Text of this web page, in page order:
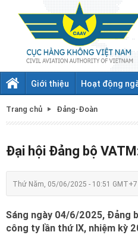
Giới thiệu Hoạt động
Trang chủ Đảng-Đoàn
Đại hội Đảng bộ
Thứ Năm, 05/06/2025 - 10:51 GMT+7
Sáng ngày 04/6/2025, Đảng
công ty lần thứ IX, nhiệm kỳ